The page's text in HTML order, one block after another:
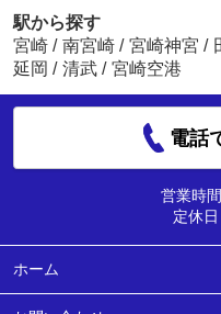
駅から探す
宮崎 / 南宮崎 / 宮崎神宮 /
延岡 / 清武 / 宮崎空港
電話
営業時間
定休日
ホーム